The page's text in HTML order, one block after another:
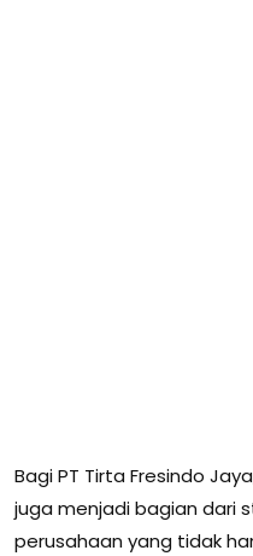
Bagi PT Tirta Fresindo
juga menjadi bagian dari
perusahaan yang tidak